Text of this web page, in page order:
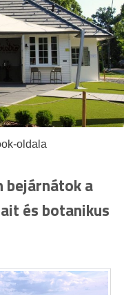
oldala
bejárnátok a
és botanikus